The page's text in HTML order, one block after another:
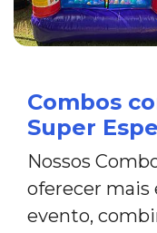
Combos
Super
Nossos
oferecer
evento,